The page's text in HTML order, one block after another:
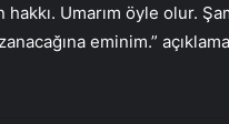
hakkı. Umarım öyle olur.
eminim.”